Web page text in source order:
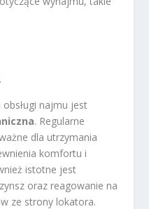
najmu jest
. Regularne
dla utrzymania
komfortu i
istotne jest
oraz reagowanie na
ze strony lokatora.